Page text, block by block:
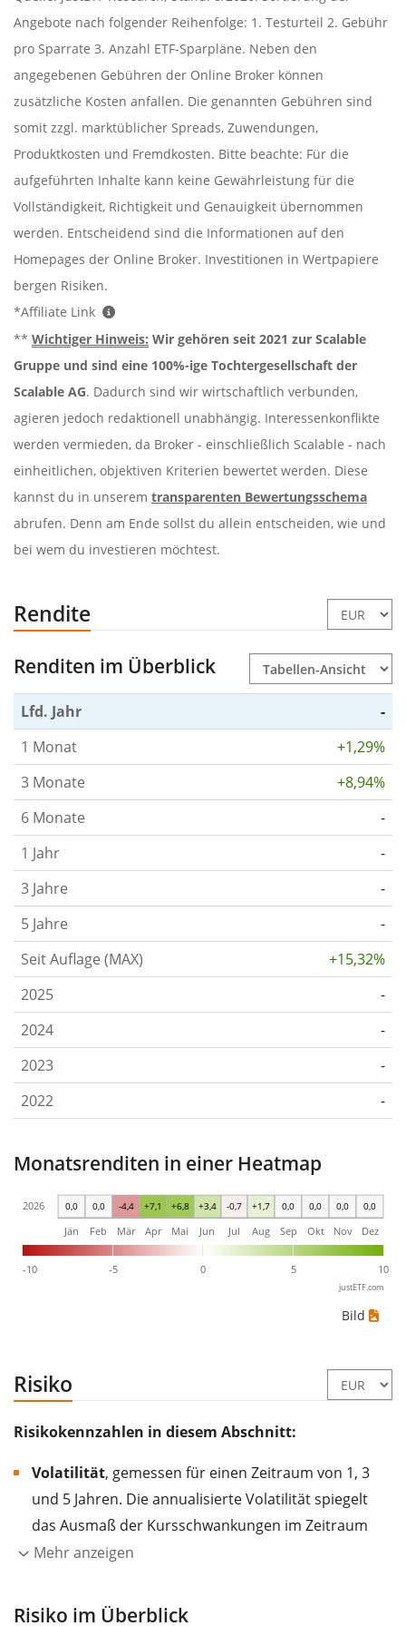
Angebote nach folgender Reihenfolge: 1. Testurteil 2. Gebühr
pro Sparrate 3. Anzahl ETF-Sparpläne. Neben den
angegebenen Gebühren der Online Broker können
zusätzliche Kosten anfallen. Die genannten Gebühren sind
somit zzgl. marktüblicher Spreads, Zuwendungen,
Produktkosten und Fremdkosten. Bitte beachte: Für die
aufgeführten Inhalte kann keine Gewährleistung für die
Vollständigkeit, Richtigkeit und Genauigkeit übernommen
werden. Entscheidend sind die Informationen auf den
Homepages der Online Broker. Investitionen in Wertpapiere
bergen Risiken.
*Affiliate Link
** Wichtiger Hinweis: Wir gehören seit 2021 zur Scalable
Gruppe und sind eine 100%-ige Tochtergesellschaft der
Scalable AG. Dadurch sind wir wirtschaftlich verbunden,
agieren jedoch redaktionell unabhängig. Interessenkonflikte
werden vermieden, da Broker - einschließlich Scalable - nach
einheitlichen, objektiven Kriterien bewertet werden. Diese
kannst du in unserem transparenten Bewertungsschema
abrufen. Denn am Ende sollst du allein entscheiden, wie und
bei wem du investieren möchtest.
Rendite
Renditen im Überblick
Lfd. Jahr
-
1 Monat
+1,29%
3 Monate
+8,94%
6 Monate
-
1 Jahr
-
3 Jahre
-
5 Jahre
-
Seit Auflage (MAX)
+15,32%
2025
-
2024
-
2023
-
2022
-
Monatsrenditen in einer Heatmap
0,0 0,0 -4,4 +7,1 +6,8 +3,4 -0,7 +1,7 0,0 0,0 0,0 0,0
-10 -5 0 5 10
Jän Feb Mär Apr Mai Jun Jul Aug Sep Okt Nov Dez
2026
justETF.com
Bild
Risiko
Risikokennzahlen in diesem Abschnitt:
Volatilität, gemessen für einen Zeitraum von 1, 3
und 5 Jahren. Die annualisierte Volatilität spiegelt
das Ausmaß der Kursschwankungen im Zeitraum
eines Jahres wider.
Aktie, des ETF, usw.) in der Vergangenheit
Mehr anzeigen
Risiko im Überblick